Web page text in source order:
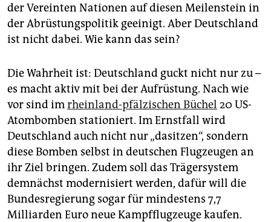
der Vereinten Nationen auf diesen Meilenstein in
der Abrüstungspolitik geeinigt. Aber Deutschland
ist nicht dabei. Wie kann das sein?
Die Wahrheit ist: Deutschland guckt nicht nur zu –
es macht aktiv mit bei der Aufrüstung. Nach wie
vor sind imrheinland-pfälzischen Büchel 20 US-
Atombomben stationiert. Im Ernstfall wird
Deutschland auch nicht nur „dasitzen“, sondern
diese Bomben selbst in deutschen Flugzeugen an
ihr Ziel bringen. Zudem soll das Trägersystem
demnächst modernisiert werden, dafür will die
Bundesregierung sogar für mindestens 7,7
Milliarden Euro neue Kampfflugzeuge kaufen.